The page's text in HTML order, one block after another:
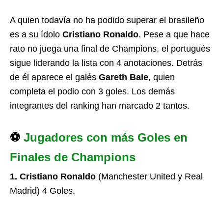
A quien todavía no ha podido superar el brasileño
es a su ídolo Cristiano Ronaldo. Pese a que hace
rato no juega una final de Champions, el portugués
sigue liderando la lista con 4 anotaciones. Detrás
de él aparece el galés Gareth Bale, quien
completa el podio con 3 goles. Los demás
integrantes del ranking han marcado 2 tantos.
⚽ Jugadores con más Goles en
Finales de Champions
1. Cristiano Ronaldo (Manchester United y Real
Madrid) 4 Goles.